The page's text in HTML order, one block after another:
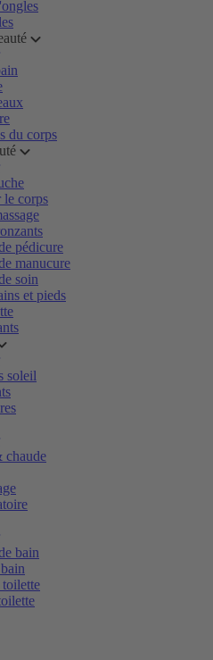
du corps
le corps
pédicure
manucure
soin
et pieds
soleil
chaude
bain
toilette